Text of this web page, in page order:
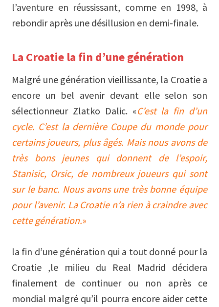
l’aventure en réussissant, comme en 1998, à
rebondir après une désillusion en demi-finale.
La Croatie la fin d’une génération
Malgré une génération vieillissante, la Croatie a
encore un bel avenir devant elle selon son
sélectionneur Zlatko Dalic. «C’est la fin d’un
cycle. C’est la dernière Coupe du monde pour
certains joueurs, plus âgés. Mais nous avons de
très bons jeunes qui donnent de l’espoir,
Stanisic, Orsic, de nombreux joueurs qui sont
sur le banc. Nous avons une très bonne équipe
pour l’avenir. La Croatie n’a rien à craindre avec
cette génération.»
la fin d’une génération qui a tout donné pour la
Croatie ,le milieu du Real Madrid décidera
finalement de continuer ou non après ce
mondial malgré qu’il pourra encore aider cette